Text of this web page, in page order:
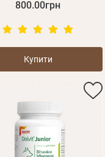
800.00грн
Купити